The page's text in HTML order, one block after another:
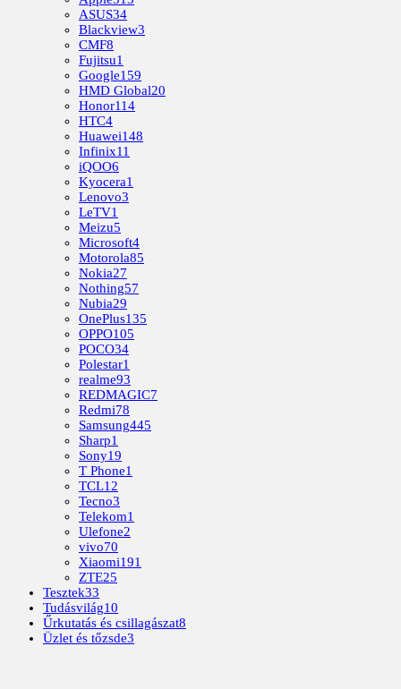
ASUS34
Blackview3
CMF8
Fujitsu1
Google159
HMD Global20
Honor114
HTC4
Huawei148
Infinix11
iQOO6
Kyocera1
Lenovo3
LeTV1
Meizu5
Microsoft4
Motorola85
Nokia27
Nothing57
Nubia29
OnePlus135
OPPO105
POCO34
Polestar1
realme93
REDMAGIC7
Redmi78
Samsung445
Sharp1
Sony19
T Phone1
TCL12
Tecno3
Telekom1
Ulefone2
vivo70
Xiaomi191
ZTE25
Tesztek33
Tudásvilág10
Űrkutatás és csillagászat8
Üzlet és tőzsde3